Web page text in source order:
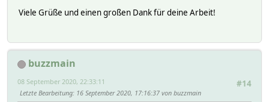
],
}
]
};
------ send above text to developer ------
Viele Grüße und einen großen Dank für deine Arbeit!
buzzmain
#14
08 September 2020, 22:33:11
Letzte Bearbeitung: 16 September 2020, 17:16:37 von buzzmain